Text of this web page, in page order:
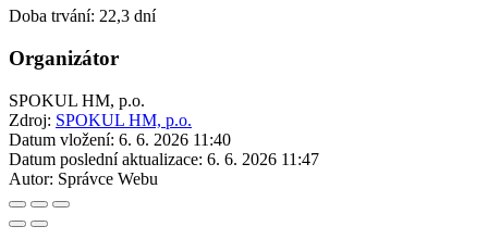
Doba trvání: 22,3 dní
Organizátor
SPOKUL HM, p.o.
Zdroj: SPOKUL HM, p.o.
Datum vložení: 6. 6. 2026 11:40
Datum poslední aktualizace: 6. 6. 2026 11:47
Autor: Správce Webu